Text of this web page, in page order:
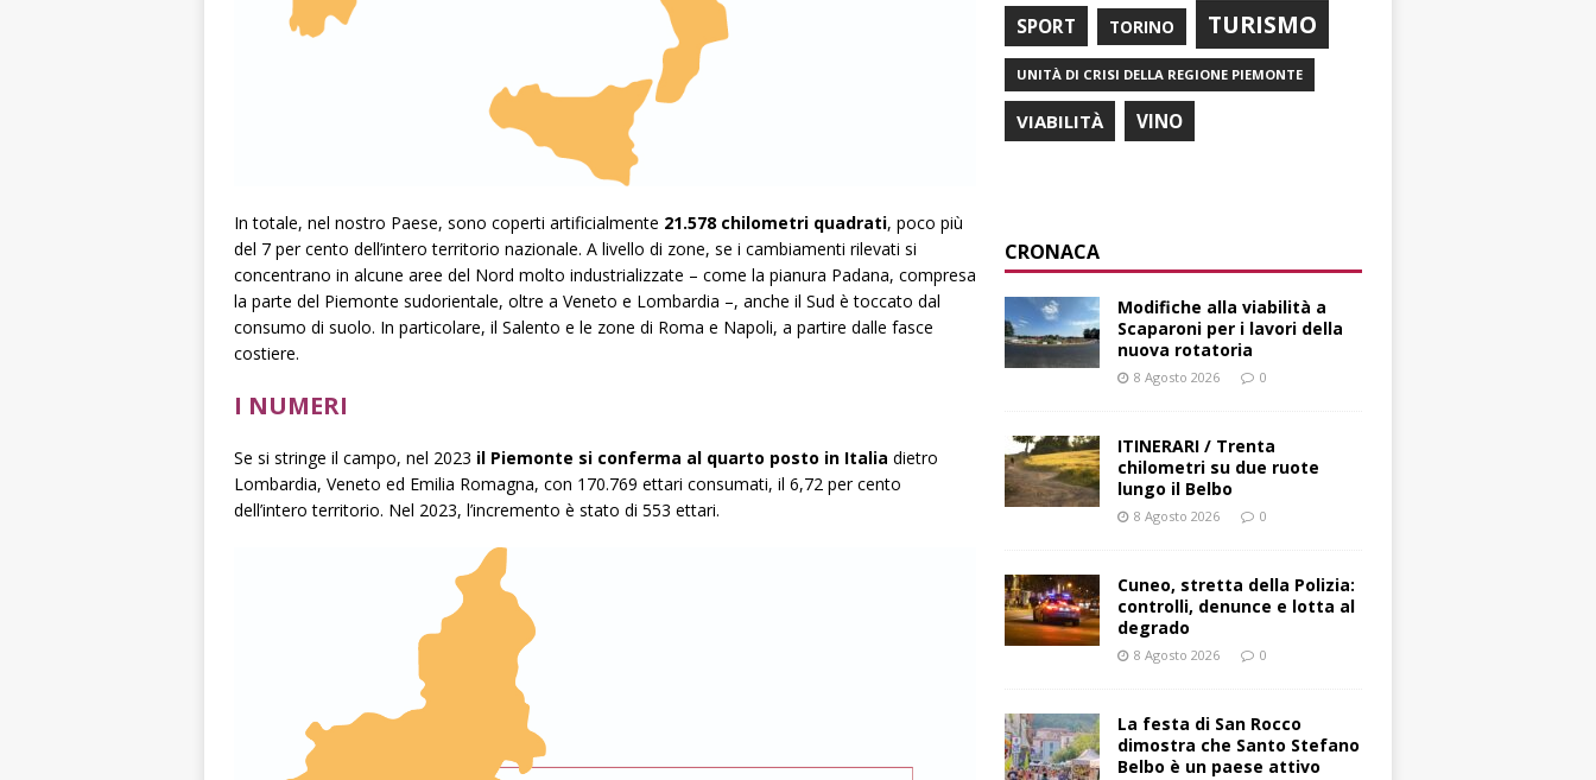
In totale, nel nostro Paese, sono coperti artificialmente 21.578 chilometri quadrati, poco più
del 7 per cento dell’intero territorio nazionale. A livello di zone, se i cambiamenti rilevati si
concentrano in alcune aree del Nord molto industrializzate – come la pianura Padana, compresa
la parte del Piemonte sudorientale, oltre a Veneto e Lombardia –, anche il Sud è toccato dal
consumo di suolo. In particolare, il Salento e le zone di Roma e Napoli, a partire dalle fasce
costiere.
I NUMERI
Se si stringe il campo, nel 2023 il Piemonte si conferma al quarto posto in Italia dietro
Lombardia, Veneto ed Emilia Romagna, con 170.769 ettari consumati, il 6,72 per cento
dell’intero territorio. Nel 2023, l’incremento è stato di 553 ettari.
SPORT TORINO TURISMO
UNITÀ DI CRISI DELLA REGIONE PIEMONTE
VIABILITÀ VINO
CRONACA
Modifiche alla viabilità a
Scaparoni per i lavori della
nuova rotatoria
8 Agosto 2026 0
ITINERARI / Trenta
chilometri su due ruote
lungo il Belbo
8 Agosto 2026 0
Cuneo, stretta della Polizia:
controlli, denunce e lotta al
degrado
8 Agosto 2026 0
La festa di San Rocco
dimostra che Santo Stefano
Belbo è un paese attivo